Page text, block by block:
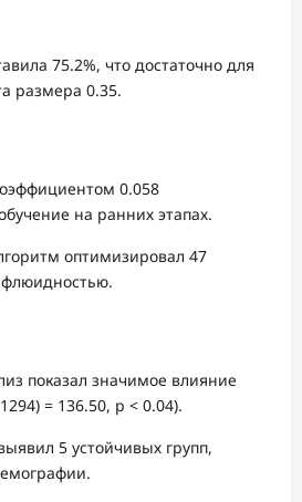
75.2%, что достаточно для
размера 0.35.
0.058
на ранних этапах.
оптимизировал 47
флюидностью.
показал значимое влияние
= 136.50, p < 0.04).
5 устойчивых групп,